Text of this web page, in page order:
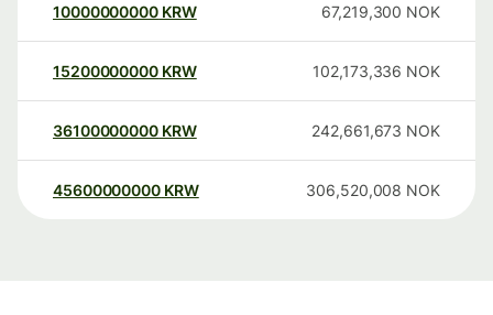
10000000000 KRW 67,219,300 NOK
15200000000 KRW 102,173,336 NOK
36100000000 KRW 242,661,673 NOK
45600000000 KRW 306,520,008 NOK